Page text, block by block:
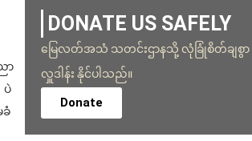
ာ
ပဲ
ခံ
DONATE US SAFELY
မြေလတ်အသံ သတင်းဌာနသို့ လုံခြုံစိတ်ချစွာ
လှူဒါန်း နိုင်ပါသည်။
Donate